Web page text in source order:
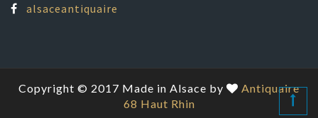
alsaceantiquaire
Copyright © 2017 Made in Alsace by
Antiquaire
68 Haut Rhin